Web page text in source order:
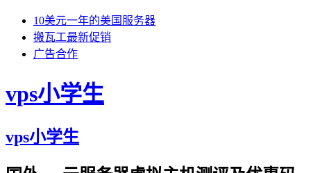
10美元一年的美国服务器
搬瓦工最新促销
广告合作
vps小学生
vps小学生